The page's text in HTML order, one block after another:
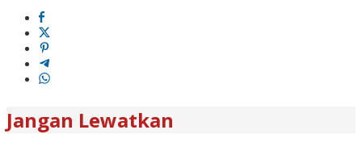
Jangan Lewatkan